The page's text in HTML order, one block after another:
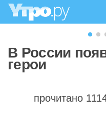
В России
герои
прочитано